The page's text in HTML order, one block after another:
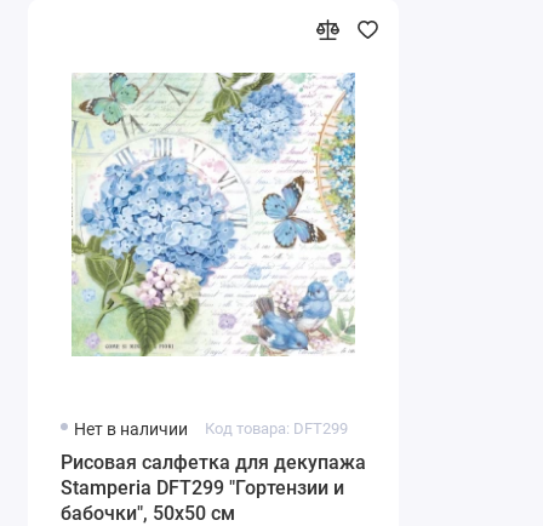
Нет в наличии Код товара: DFT299
Рисовая салфетка для декупажа
Stamperia DFT299 "Гортензии и
бабочки", 50х50 см